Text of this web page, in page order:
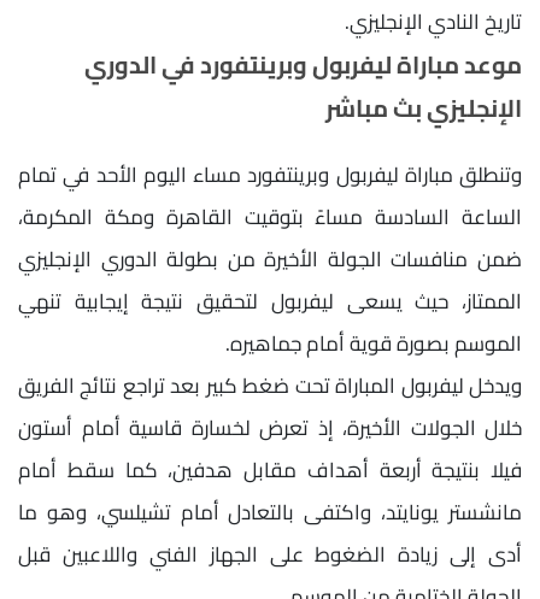
تاريخ النادي الإنجليزي.
موعد مباراة ليفربول وبرينتفورد في الدوري
الإنجليزي بث مباشر
وتنطلق مباراة ليفربول وبرينتفورد مساء اليوم الأحد في تمام
الساعة السادسة مساءً بتوقيت القاهرة ومكة المكرمة،
ضمن منافسات الجولة الأخيرة من بطولة الدوري الإنجليزي
الممتاز، حيث يسعى ليفربول لتحقيق نتيجة إيجابية تنهي
الموسم بصورة قوية أمام جماهيره.
ويدخل ليفربول المباراة تحت ضغط كبير بعد تراجع نتائج الفريق
خلال الجولات الأخيرة، إذ تعرض لخسارة قاسية أمام أستون
فيلا بنتيجة أربعة أهداف مقابل هدفين، كما سقط أمام
مانشستر يونايتد، واكتفى بالتعادل أمام تشيلسي، وهو ما
أدى إلى زيادة الضغوط على الجهاز الفني واللاعبين قبل